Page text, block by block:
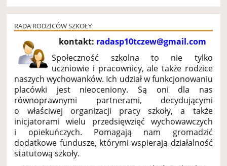
RADA RODZICÓW SZKOŁY
kontakt: radasp10tczew@gmail.com
Społeczność szkolna to nie tylko
uczniowie i pracownicy, ale także rodzice
naszych wychowanków. Ich udział w funkcjonowaniu
placówki jest nieoceniony. Są oni dla nas
równoprawnymi partnerami, decydującymi
o właściwej organizacji pracy szkoły, a także
inicjatorami wielu przedsięwzięć wychowawczych
i opiekuńczych. Pomagają nam gromadzić
dodatkowe fundusze, którymi wspierają działalność
statutową szkoły.